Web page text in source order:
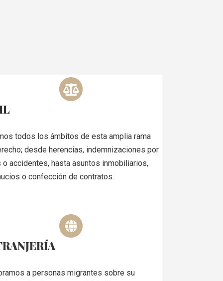
todos los ámbitos de esta amplia rama
desde herencias, indemnizaciones por
o accidentes, hasta asuntos inmobiliarios,
o confección de contratos.
a personas migrantes sobre su